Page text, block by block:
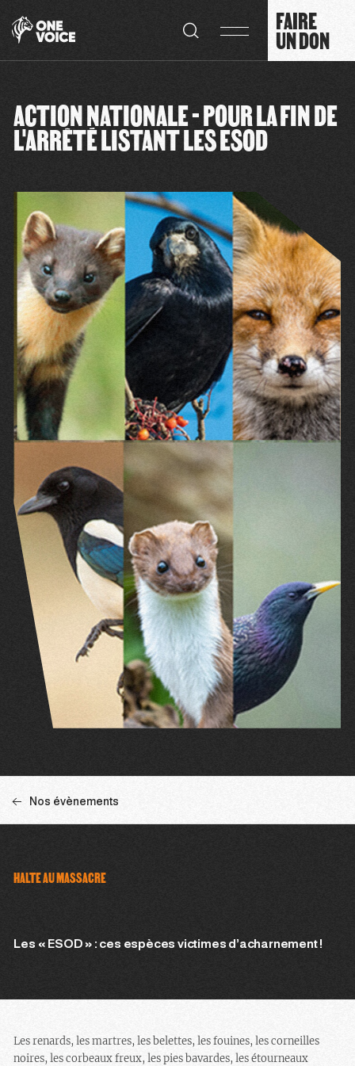
FAIRE
UN DON
ACTION NATIONALE - POUR LA FIN DE
L'ARRÊTÉ LISTANT LES ESOD
Nos évènements
HALTE AU MASSACRE
Les « ESOD » : ces espèces victimes d’acharnement !
Les renards, les martres, les belettes, les fouines, les corneilles
noires, les corbeaux freux, les pies bavardes, les étourneaux